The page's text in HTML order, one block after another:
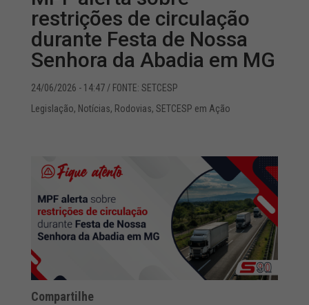
restrições de circulação
durante Festa de Nossa
Senhora da Abadia em MG
24/06/2026 - 14:47/ FONTE: SETCESP
Legislação, Notícias, Rodovias, SETCESP em Ação
Compartilhe